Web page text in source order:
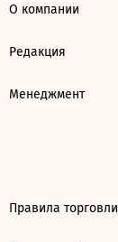
О компании
Редакция
Менеджмент
Правила торговли